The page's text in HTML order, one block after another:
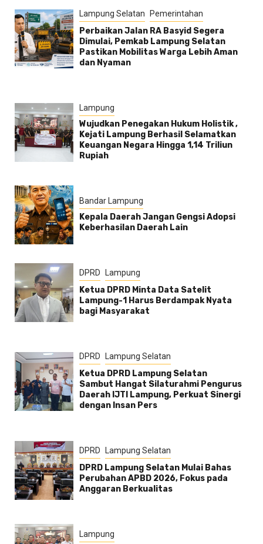
Lampung Selatan Pemerintahan
Perbaikan Jalan RA Basyid Segera
Dimulai, Pemkab Lampung Selatan
Pastikan Mobilitas Warga Lebih Aman
dan Nyaman
Lampung
Wujudkan Penegakan Hukum Holistik ,
Kejati Lampung Berhasil Selamatkan
Keuangan Negara Hingga 1,14 Triliun
Rupiah
Bandar Lampung
Kepala Daerah Jangan Gengsi Adopsi
Keberhasilan Daerah Lain
DPRD Lampung
Ketua DPRD Minta Data Satelit
Lampung-1 Harus Berdampak Nyata
bagi Masyarakat
DPRD Lampung Selatan
Ketua DPRD Lampung Selatan
Sambut Hangat Silaturahmi Pengurus
Daerah IJTI Lampung, Perkuat Sinergi
dengan Insan Pers
DPRD Lampung Selatan
DPRD Lampung Selatan Mulai Bahas
Perubahan APBD 2026, Fokus pada
Anggaran Berkualitas
Lampung